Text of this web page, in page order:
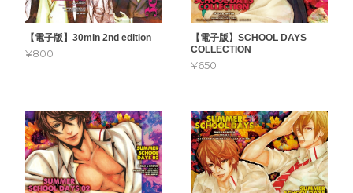
【電子版】30min 2nd edition
¥800
【電子版】SCHOOL DAYS
COLLECTION
¥650